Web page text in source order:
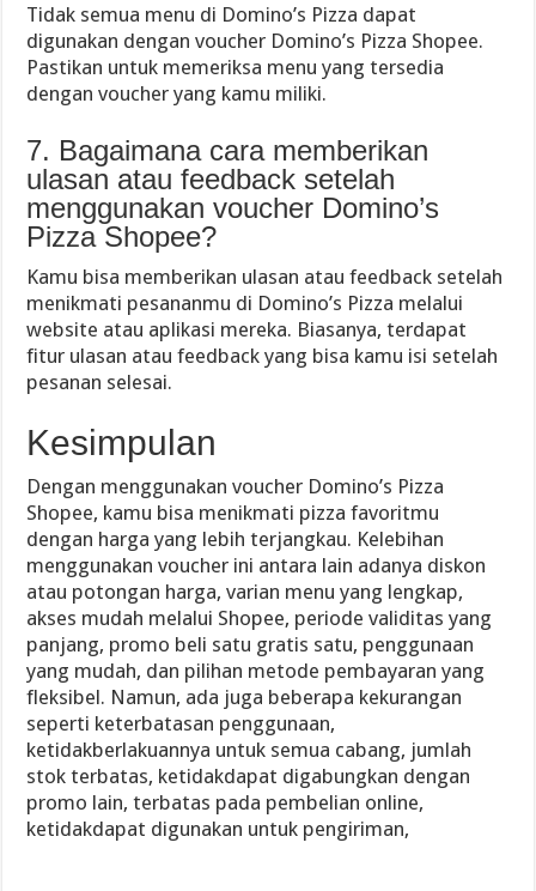
Tidak semua menu di Domino’s Pizza dapat
digunakan dengan voucher Domino’s Pizza Shopee.
Pastikan untuk memeriksa menu yang tersedia
dengan voucher yang kamu miliki.
7. Bagaimana cara memberikan
ulasan atau feedback setelah
menggunakan voucher Domino’s
Pizza Shopee?
Kamu bisa memberikan ulasan atau feedback setelah
menikmati pesananmu di Domino’s Pizza melalui
website atau aplikasi mereka. Biasanya, terdapat
fitur ulasan atau feedback yang bisa kamu isi setelah
pesanan selesai.
Kesimpulan
Dengan menggunakan voucher Domino’s Pizza
Shopee, kamu bisa menikmati pizza favoritmu
dengan harga yang lebih terjangkau. Kelebihan
menggunakan voucher ini antara lain adanya diskon
atau potongan harga, varian menu yang lengkap,
akses mudah melalui Shopee, periode validitas yang
panjang, promo beli satu gratis satu, penggunaan
yang mudah, dan pilihan metode pembayaran yang
fleksibel. Namun, ada juga beberapa kekurangan
seperti keterbatasan penggunaan,
ketidakberlakuannya untuk semua cabang, jumlah
stok terbatas, ketidakdapat digabungkan dengan
promo lain, terbatas pada pembelian online,
ketidakdapat digunakan untuk pengiriman,